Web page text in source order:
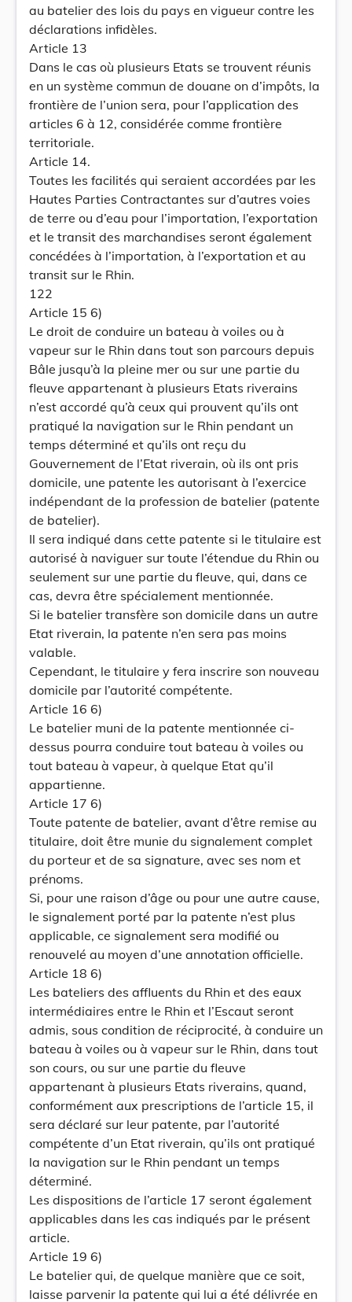
au batelier des lois du pays en vigueur contre les
déclarations infidèles.
Article 13
Dans le cas où plusieurs Etats se trouvent réunis
en un système commun de douane on d’impôts, la
frontière de l’union sera, pour l’application des
articles 6 à 12, considérée comme frontière
territoriale.
Article 14.
Toutes les facilités qui seraient accordées par les
Hautes Parties Contractantes sur d’autres voies
de terre ou d’eau pour l’importation, l’exportation
et le transit des marchandises seront également
concédées à l’importation, à l’exportation et au
transit sur le Rhin.
122
Article 15 6)
Le droit de conduire un bateau à voiles ou à
vapeur sur le Rhin dans tout son parcours depuis
Bâle jusqu’à la pleine mer ou sur une partie du
fleuve appartenant à plusieurs Etats riverains
n’est accordé qu’à ceux qui prouvent qu’ils ont
pratiqué la navigation sur le Rhin pendant un
temps déterminé et qu’ils ont reçu du
Gouvernement de l’Etat riverain, où ils ont pris
domicile, une patente les autorisant à l’exercice
indépendant de la profession de batelier (patente
de batelier).
Il sera indiqué dans cette patente si le titulaire est
autorisé à naviguer sur toute l’étendue du Rhin ou
seulement sur une partie du fleuve, qui, dans ce
cas, devra être spécialement mentionnée.
Si le batelier transfère son domicile dans un autre
Etat riverain, la patente n’en sera pas moins
valable.
Cependant, le titulaire y fera inscrire son nouveau
domicile par l’autorité compétente.
Article 16 6)
Le batelier muni de la patente mentionnée ci-
dessus pourra conduire tout bateau à voiles ou
tout bateau à vapeur, à quelque Etat qu’il
appartienne.
Article 17 6)
Toute patente de batelier, avant d’être remise au
titulaire, doit être munie du signalement complet
du porteur et de sa signature, avec ses nom et
prénoms.
Si, pour une raison d’âge ou pour une autre cause,
le signalement porté par la patente n’est plus
applicable, ce signalement sera modifié ou
renouvelé au moyen d’une annotation officielle.
Article 18 6)
Les bateliers des affluents du Rhin et des eaux
intermédiaires entre le Rhin et l’Escaut seront
admis, sous condition de réciprocité, à conduire un
bateau à voiles ou à vapeur sur le Rhin, dans tout
son cours, ou sur une partie du fleuve
appartenant à plusieurs Etats riverains, quand,
conformément aux prescriptions de l’article 15, il
sera déclaré sur leur patente, par l’autorité
compétente d’un Etat riverain, qu’ils ont pratiqué
la navigation sur le Rhin pendant un temps
déterminé.
Les dispositions de l’article 17 seront également
applicables dans les cas indiqués par le présent
article.
Article 19 6)
Le batelier qui, de quelque manière que ce soit,
laisse parvenir la patente qui lui a été délivrée en